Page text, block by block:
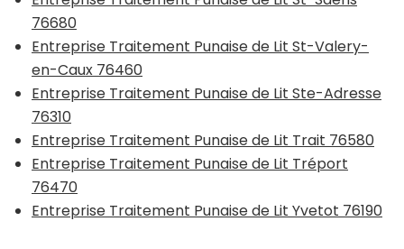
76680
Entreprise Traitement Punaise de Lit St-Valery-
en-Caux 76460
Entreprise Traitement Punaise de Lit Ste-Adresse
76310
Entreprise Traitement Punaise de Lit Trait 76580
Entreprise Traitement Punaise de Lit Tréport
76470
Entreprise Traitement Punaise de Lit Yvetot 76190